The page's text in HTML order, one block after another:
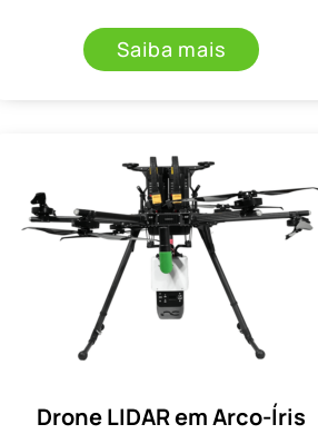
Saiba mais
Drone LIDAR em Arco-Íris